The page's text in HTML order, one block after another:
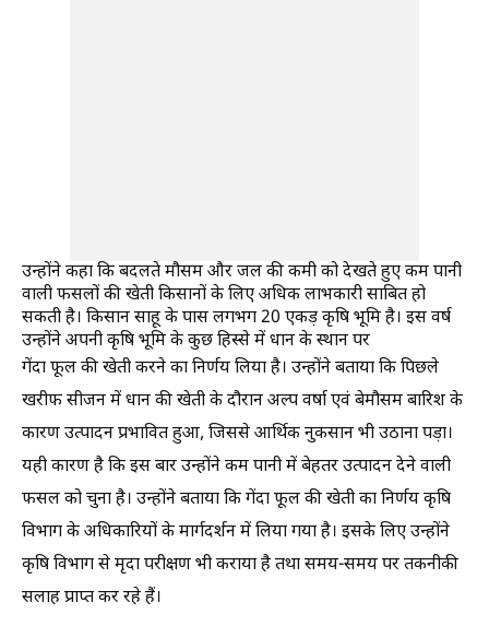
उन्होंने कहा कि बदलते मौसम और जल की कमी को देखते हुए कम पानी
वाली फसलों की खेती किसानों के लिए अधिक लाभकारी साबित हो
सकती है। किसान साहू के पास लगभग 20 एकड़ कृषि भूमि है। इस वर्ष
उन्होंने अपनी कृषि भूमि के कुछ हिस्से में धान के स्थान पर
गेंदा फूल की खेती करने का निर्णय लिया है। उन्होंने बताया कि पिछले
खरीफ सीजन में धान की खेती के दौरान अल्प वर्षा एवं बेमौसम बारिश के
कारण उत्पादन प्रभावित हुआ, जिससे आर्थिक नुकसान भी उठाना पड़ा।
यही कारण है कि इस बार उन्होंने कम पानी में बेहतर उत्पादन देने वाली
फसल को चुना है। उन्होंने बताया कि गेंदा फूल की खेती का निर्णय कृषि
विभाग के अधिकारियों के मार्गदर्शन में लिया गया है। इसके लिए उन्होंने
कृषि विभाग से मृदा परीक्षण भी कराया है तथा समय-समय पर तकनीकी
सलाह प्राप्त कर रहे हैं।